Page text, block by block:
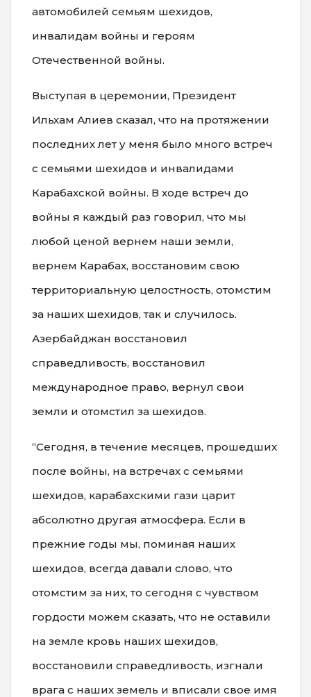
автомобилей семьям шехидов,
инвалидам войны и героям
Отечественной войны.
Выступая в церемонии, Президент
Ильхам Алиев сказал, что на протяжении
последних лет у меня было много встреч
с семьями шехидов и инвалидами
Карабахской войны. В ходе встреч до
войны я каждый раз говорил, что мы
любой ценой вернем наши земли,
вернем Карабах, восстановим свою
территориальную целостность, отомстим
за наших шехидов, так и случилось.
Азербайджан восстановил
справедливость, восстановил
международное право, вернул свои
земли и отомстил за шехидов.
“Сегодня, в течение месяцев, прошедших
после войны, на встречах с семьями
шехидов, карабахскими гази царит
абсолютно другая атмосфера. Если в
прежние годы мы, поминая наших
шехидов, всегда давали слово, что
отомстим за них, то сегодня с чувством
гордости можем сказать, что не оставили
на земле кровь наших шехидов,
восстановили справедливость, изгнали
врага с наших земель и вписали свое имя